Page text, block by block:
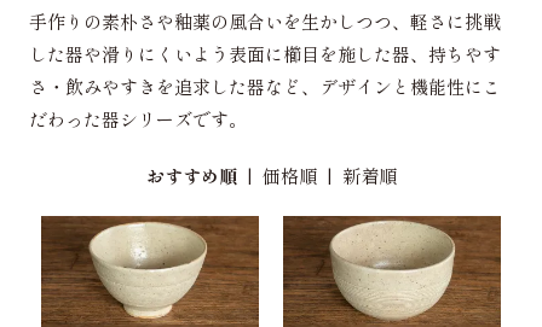
手作りの素朴さや釉薬の風合いを生かしつつ、軽さに挑戦
した器や滑りにくいよう表面に櫛目を施した器、持ちやす
さ・飲みやすきを追求した器など、デザインと機能性にこ
だわった器シリーズです。
おすすめ順| 価格順| 新着順